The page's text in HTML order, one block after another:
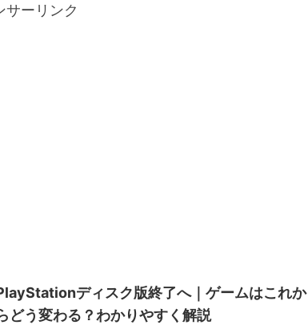
サーリンク
ディスク版終了へ｜ゲームはこれか
どう変わる？わかりやすく解説